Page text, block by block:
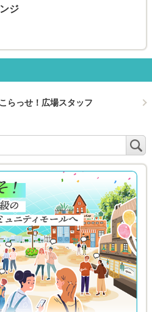
ジ
らっせ！広場スタッフ